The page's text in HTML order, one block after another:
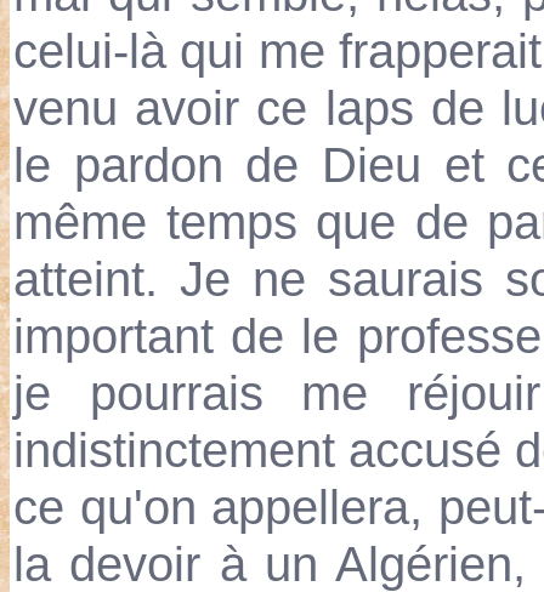
celui-là qui me
venu avoir ce laps de
le pardon de Dieu et
même temps que de
atteint. Je ne saurais
important de le
je pourrais me
indistinctement accusé
ce qu'on appellera,
la devoir à un